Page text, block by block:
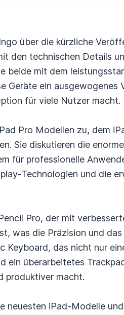
über die kürzliche
den technischen Details
beide mit dem
Geräte ein ausgewogenes
für viele Nutzer macht.
Pro Modellen zu, dem
Sie diskutieren die
für professionelle
Technologien und die
Pro, der mit
was die Präzision und
Keyboard, das nicht nur
ein überarbeitetes
produktiver macht.
neuesten iPad-Modelle